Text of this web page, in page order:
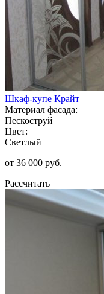
Шкаф-купе Крайт
Материал фасада:
Пескоструй
Цвет:
Светлый
от 36 000 руб.
Рассчитать